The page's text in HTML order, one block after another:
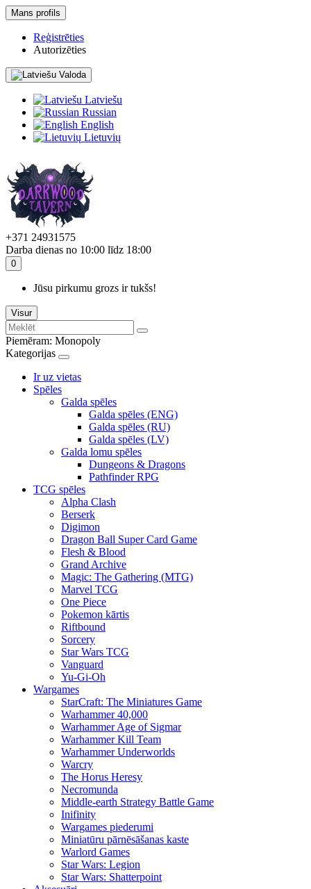
Mans profils
Reģistrēties
Autorizēties
Valoda
Latviešu
Russian
English
Lietuvių
+371 24931575
Darba dienas no 10:00 līdz 18:00
0
Jūsu pirkumu grozs ir tukšs!
Visur
Piemēram: Monopoly
Kategorijas
Ir uz vietas
Spēles
Galda spēles
Galda spēles (ENG)
Galda spēles (RU)
Galda spēles (LV)
Galda lomu spēles
Dungeons & Dragons
Pathfinder RPG
TCG spēles
Alpha Clash
Berserk
Digimon
Dragon Ball Super Card Game
Flesh & Blood
Grand Archive
Magic: The Gathering (MTG)
Marvel TCG
One Piece
Pokemon kārtis
Riftbound
Sorcery
Star Wars TCG
Vanguard
Yu-Gi-Oh
Wargames
StarCraft: The Miniatures Game
Warhammer 40,000
Warhammer Age of Sigmar
Warhammer Kill Team
Warhammer Underworlds
Warcry
The Horus Heresy
Necromunda
Middle-earth Strategy Battle Game
Inifinity
Wargames piederumi
Miniatūru pārnēsāšanas kaste
Warlord Games
Star Wars: Legion
Star Wars: Shatterpoint